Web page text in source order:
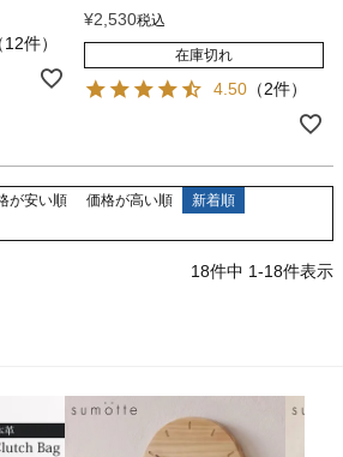
12件）
¥2,530税込
在庫切れ
4.50 （2件）
が安い順 価格が高い順
新着順
18件中 1-18件表示